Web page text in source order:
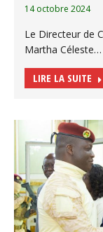
14 octobre 2024
Le Directeur de
Martha Céleste…
LIRE LA SUITE